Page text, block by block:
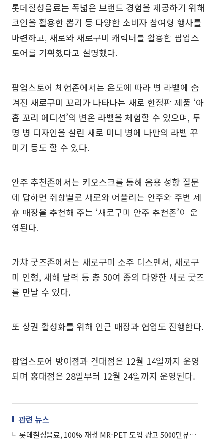
롯데칠성음료는 폭넓은 브랜드 경험을 제공하기 위해
코인을 활용한 뽑기 등 다양한 소비자 참여형 행사를
마련하고, 새로와 새로구미 캐릭터를 활용한 팝업스
토어를 기획했다고 설명했다.
팝업스토어 체험존에서는 온도에 따라 병 라벨에 숨
겨진 새로구미 꼬리가 나타나는 새로 한정판 제품 ‘아
홉 꼬리 에디션’의 변온 라벨을 체험할 수 있으며, 투
명 병 디자인을 살린 새로 미니 병에 나만의 라벨 꾸
미기 등도 할 수 있다.
안주 추천존에서는 키오스크를 통해 음용 성향 질문
에 답하면 취향별로 새로와 어울리는 안주와 주변 제
휴 매장을 추천해 주는 ‘새로구미 안주 추천존’이 운
영된다.
가챠 굿즈존에서는 새로구미 소주 디스펜서, 새로구
미 인형, 새해 달력 등 총 50여 종의 다양한 새로 굿즈
를 만날 수 있다.
또 상권 활성화를 위해 인근 매장과 협업도 진행한다.
팝업스토어 방이점과 건대점은 12월 14일까지 운영
되며 홍대점은 28일부터 12월 24일까지 운영된다.
관련 뉴스
롯데칠성음료, 100% 재생 MR-PET 도입 광고 5000만뷰 돌파